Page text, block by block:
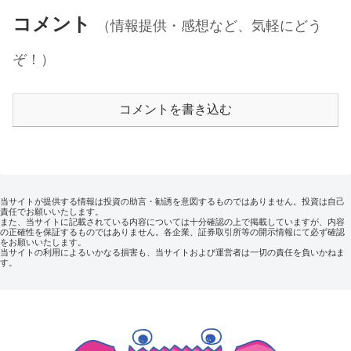
コメント
（情報提供・感想など、気軽にどう
ぞ！）
コメントを書き込む
当サイトが提供する情報は投資の助言・勧誘を意図するものではありません。投資は自己
責任でお願いいたします。
また、当サイトに記載されている内容については十分確認の上で掲載していますが、内容
の正確性を保証するものではありません。各企業、証券取引所等の開示情報にて必ず確認
をお願いいたします。
当サイトの利用によるいかなる損害も、当サイトおよび運営者は一切の責任を負いかねま
す。